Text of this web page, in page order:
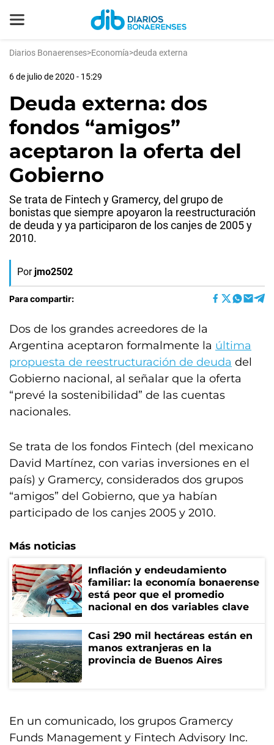
Diarios Bonaerenses>Economía>deuda externa
6 de julio de 2020 - 15:29
Deuda externa: dos
fondos “amigos”
aceptaron la oferta del
Gobierno
Se trata de Fintech y Gramercy, del grupo de
bonistas que siempre apoyaron la reestructuración
de deuda y ya participaron de los canjes de 2005 y
2010.
Por jmo2502
Para compartir:
Dos de los grandes acreedores de la
Argentina aceptaron formalmente la última
propuesta de reestructuración de deuda del
Gobierno nacional, al señalar que la oferta
“prevé la sostenibilidad” de las cuentas
nacionales.
Se trata de los fondos Fintech (del mexicano
David Martínez, con varias inversiones en el
país) y Gramercy, considerados dos grupos
“amigos” del Gobierno, que ya habían
participado de los canjes 2005 y 2010.
Más noticias
Inflación y endeudamiento
familiar: la economía bonaerense
está peor que el promedio
nacional en dos variables clave
Casi 290 mil hectáreas están en
manos extranjeras en la
provincia de Buenos Aires
En un comunicado, los grupos Gramercy
Funds Management y Fintech Advisory Inc.